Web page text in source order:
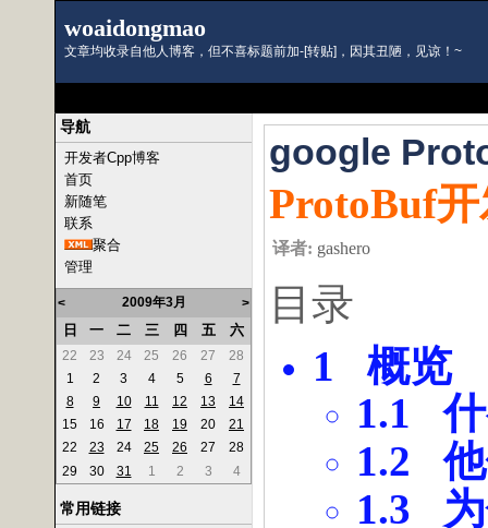
woaidongmao
文章均收录自他人博客，但不喜标题前加-[转贴]，因其丑陋，见谅！~
导航
开发者Cpp博客
首页
新随笔
联系
聚合
管理
< 2009年3月 >
日 一 二 三 四 五 六
22 23 24 25 26 27
28
1
2 3 4 5 6
7
8
9 10 11 12 13
14
15
16 17 18 19 20
21
22
23 24 25 26 27
28
29
30 31 1 2 3 4
常用链接
google
ProtoBuf
译者: gashero
目录
1 概览
1.1
1.2
1.3